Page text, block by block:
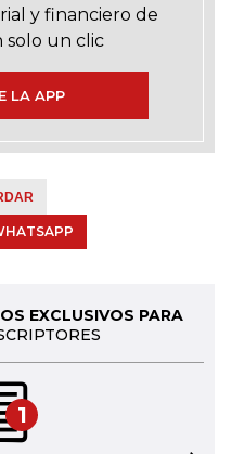
y financiero de
solo un clic
LA APP
EXCLUSIVOS PARA
1